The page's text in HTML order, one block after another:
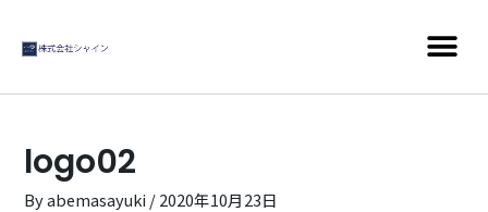
logo02
Byabemasayuki /2020年10月23日